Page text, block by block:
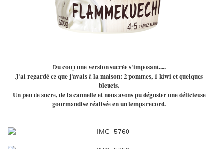
Du coup une version sucrée s'imposant.....
J'ai regardé ce que j'avais à la maison: 2 pommes, 1 kiwi et quelques
bleuets.
Un peu de sucre, de la cannelle et nous avons pu déguster une délicieuse
gourmandise réalisée en un temps record.